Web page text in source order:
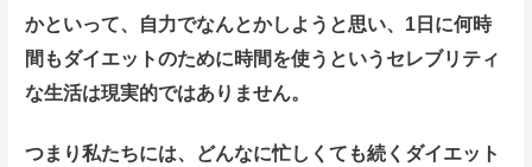
かといって、自力でなんとかしようと思い、1日に何時
間もダイエットのために時間を使うというセレブリティ
な生活は現実的ではありません。
つまり私たちには、どんなに忙しくても続くダイエット